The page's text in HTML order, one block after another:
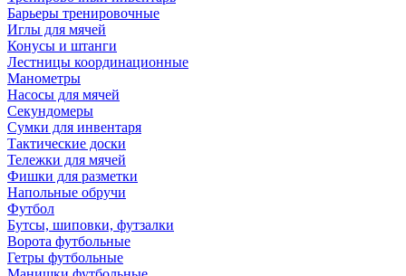
Барьеры тренировочные
Иглы для мячей
Конусы и штанги
Лестницы координационные
Манометры
Насосы для мячей
Секундомеры
Сумки для инвентаря
Тактические доски
Тележки для мячей
Фишки для разметки
Напольные обручи
Футбол
Бутсы, шиповки, футзалки
Ворота футбольные
Гетры футбольные